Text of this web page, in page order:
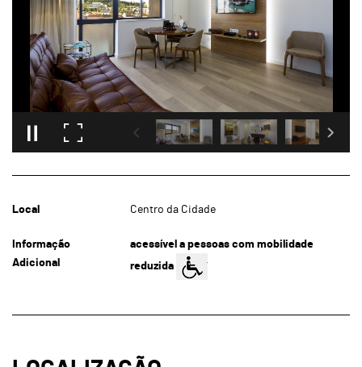
Local Centro da Cidade
Informação
Adicional
acessível a pessoas com mobilidade
reduzida